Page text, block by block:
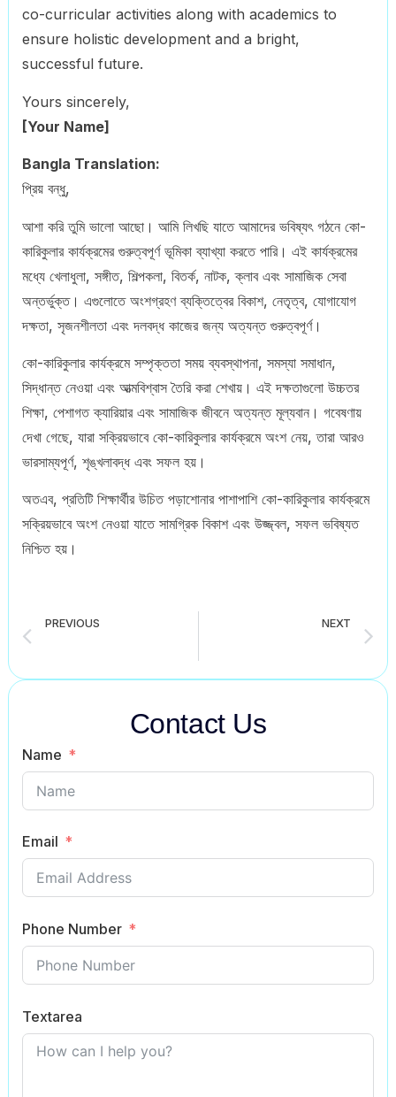
co-curricular activities along with academics to
ensure holistic development and a bright,
successful future.
Yours sincerely,
[Your Name]
Bangla Translation:
প্রিয় বন্ধু,
আশা করি তুমি ভালো আছো। আমি লিখছি যাতে আমাদের ভবিষ্যৎ গঠনে কো-
কারিকুলার কার্যক্রমের গুরুত্বপূর্ণ ভূমিকা ব্যাখ্যা করতে পারি। এই কার্যক্রমের
মধ্যে খেলাধুলা, সঙ্গীত, শিল্পকলা, বিতর্ক, নাটক, ক্লাব এবং সামাজিক সেবা
অন্তর্ভুক্ত। এগুলোতে অংশগ্রহণ ব্যক্তিত্বের বিকাশ, নেতৃত্ব, যোগাযোগ
দক্ষতা, সৃজনশীলতা এবং দলবদ্ধ কাজের জন্য অত্যন্ত গুরুত্বপূর্ণ।
কো-কারিকুলার কার্যক্রমে সম্পৃক্ততা সময় ব্যবস্থাপনা, সমস্যা সমাধান,
সিদ্ধান্ত নেওয়া এবং আত্মবিশ্বাস তৈরি করা শেখায়। এই দক্ষতাগুলো উচ্চতর
শিক্ষা, পেশাগত ক্যারিয়ার এবং সামাজিক জীবনে অত্যন্ত মূল্যবান। গবেষণায়
দেখা গেছে, যারা সক্রিয়ভাবে কো-কারিকুলার কার্যক্রমে অংশ নেয়, তারা আরও
ভারসাম্যপূর্ণ, শৃঙ্খলাবদ্ধ এবং সফল হয়।
অতএব, প্রতিটি শিক্ষার্থীর উচিত পড়াশোনার পাশাপাশি কো-কারিকুলার কার্যক্রমে
সক্রিয়ভাবে অংশ নেওয়া যাতে সামগ্রিক বিকাশ এবং উজ্জ্বল, সফল ভবিষ্যত
নিশ্চিত হয়।
PREVIOUS NEXT
Contact Us
Name
Email
Phone Number
Textarea